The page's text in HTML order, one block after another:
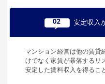
02 安定収入
マンション経営は他の賃貸
けでなく家賃が暴落するリ
安定した賃料収入を得るこ